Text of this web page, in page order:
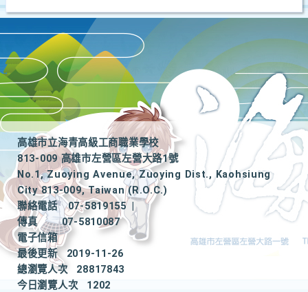
高雄市立海青高級工商職業學校
813-009 高雄市左營區左營大路1號
No.1, Zuoying Avenue, Zuoying Dist., Kaohsiung
City 813-009, Taiwan (R.O.C.)
聯絡電話
07-5819155
|
傳真
07-5810087
電子信箱
最後更新
2019-11-26
總瀏覽人次
28817843
今日瀏覽人次
1202